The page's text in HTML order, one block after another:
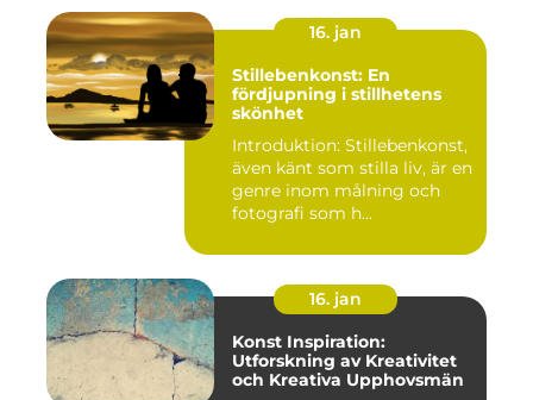
16. jan
Stillebenkonst: En
fördjupning i stillhetens
skönhet
Introduktion: Stillebenkonst,
även känt som stilla liv, är en
genre inom målning och
fotografi som h...
16. jan
Konst Inspiration:
Utforskning av Kreativitet
och Kreativa Upphovsmän